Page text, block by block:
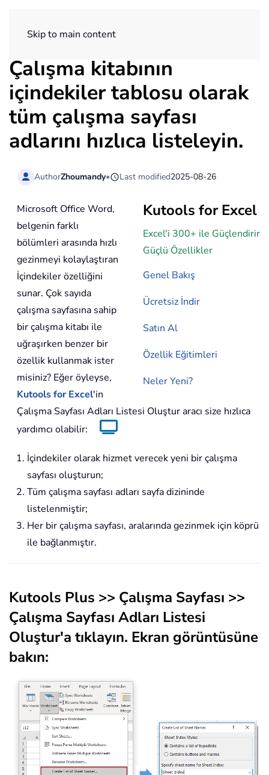
Skip to main content
Çalışma kitabının
içindekiler tablosu olarak
tüm çalışma sayfası
adlarını hızlıca listeleyin.
AuthorZhoumandy• Last modified2025-08-26
Kutools for Excel
Excel'i 300+ ile Güçlendirir
Güçlü Özellikler
Genel Bakış
Ücretsiz İndir
Satın Al
Özellik Eğitimleri
Neler Yeni?
Microsoft Office Word,
belgenin farklı
bölümleri arasında hızlı
gezinmeyi kolaylaştıran
İçindekiler özelliğini
sunar. Çok sayıda
çalışma sayfasına sahip
bir çalışma kitabı ile
uğraşırken benzer bir
özellik kullanmak ister
misiniz? Eğer öyleyse,
Kutools for Excel'in
Çalışma Sayfası Adları Listesi Oluştur aracı size hızlıca
yardımcı olabilir:
İçindekiler olarak hizmet verecek yeni bir çalışma
sayfası oluşturun;
Tüm çalışma sayfası adları sayfa dizininde
listelenmiştir;
Her bir çalışma sayfası, aralarında gezinmek için köprü
ile bağlanmıştır.
Kutools Plus >> Çalışma Sayfası >>
Çalışma Sayfası Adları Listesi
Oluştur'a tıklayın. Ekran görüntüsüne
bakın: